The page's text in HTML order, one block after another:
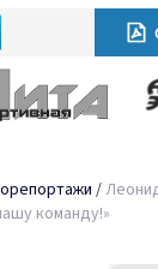
/
команду!»